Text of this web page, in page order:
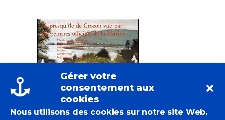
Gérer votre
consentement aux
cookies
Nous utilisons des cookies sur notre site Web.